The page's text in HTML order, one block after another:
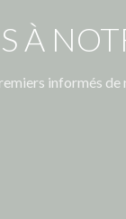
À
informés